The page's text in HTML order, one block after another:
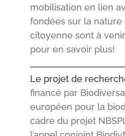
mobilisation en lien
fondées sur la nature
citoyenne sont à
pour en savoir plus!
Le projet de
financé par
européen pour la
cadre du projet